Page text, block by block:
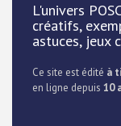
L'univers
créatifs,
astuces, jeux
Ce site est édité à
en ligne depuis 10